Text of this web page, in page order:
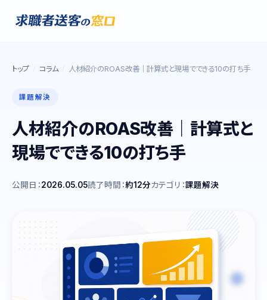
トップ コラム 人材紹介のROAS改善｜計算式と現場でできる10の打ち手
課題解決
人材紹介のROAS改善｜計算式と
現場でできる10の打ち手
公開日：2026.05.05読了時間：約12分カテゴリ：課題解決